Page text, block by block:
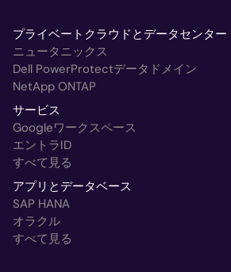
プライベートクラウドとデータセンター
ニュータニックス
Dell PowerProtectデータドメイン
NetApp ONTAP
サービス
Googleワークスペース
エントラID
すべて見る
アプリとデータベース
SAP HANA
オラクル
すべて見る